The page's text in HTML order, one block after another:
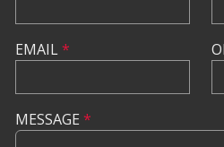
EMAIL*
MESSAGE *